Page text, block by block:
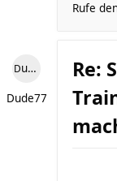
Rufe
Dude77
Dude77
Re: